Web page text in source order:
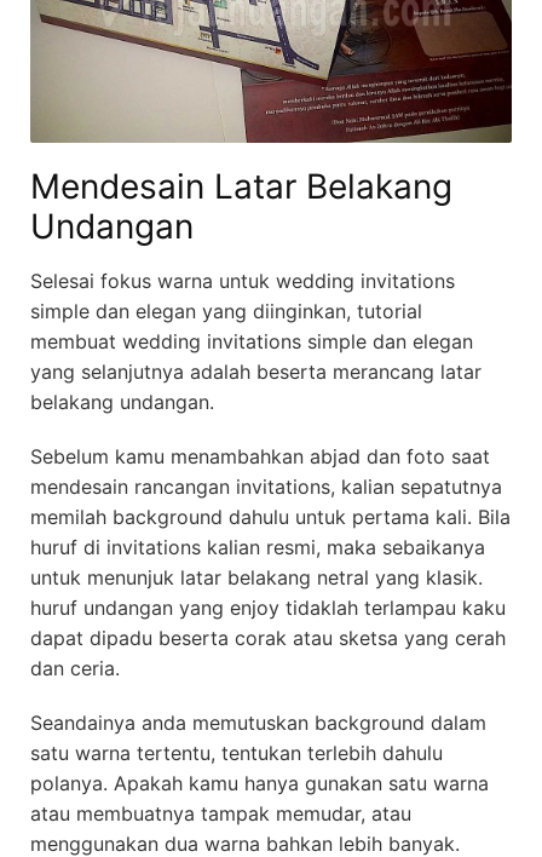
Mendesain Latar Belakang
Undangan
Selesai fokus warna untuk wedding invitations
simple dan elegan yang diinginkan, tutorial
membuat wedding invitations simple dan elegan
yang selanjutnya adalah beserta merancang latar
belakang undangan.
Sebelum kamu menambahkan abjad dan foto saat
mendesain rancangan invitations, kalian sepatutnya
memilah background dahulu untuk pertama kali. Bila
huruf di invitations kalian resmi, maka sebaikanya
untuk menunjuk latar belakang netral yang klasik.
huruf undangan yang enjoy tidaklah terlampau kaku
dapat dipadu beserta corak atau sketsa yang cerah
dan ceria.
Seandainya anda memutuskan background dalam
satu warna tertentu, tentukan terlebih dahulu
polanya. Apakah kamu hanya gunakan satu warna
atau membuatnya tampak memudar, atau
menggunakan dua warna bahkan lebih banyak.